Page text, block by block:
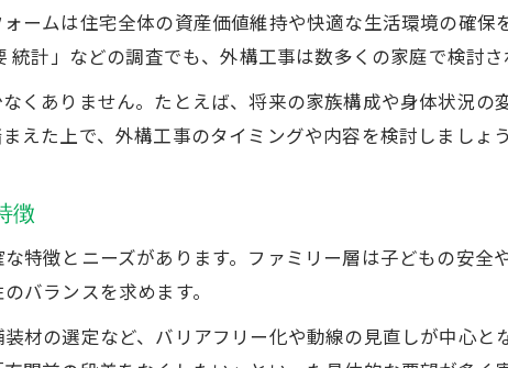
外構工事の実施者調査に基づく年代別分析
成や年代で考える外構工事の進め方
外構工事は家族構成と年齢層でどう選ぶか
リフォームニーズ調査から見る外構工事の進め方
外構工事が成功する家族別進行ステップ
外構工事で後悔しないための進め方とコツ
ームは住宅全体の資産価値維持や快適な生活環境の確保
計」などの調査でも、外構工事は数多くの家庭で検討さ
くありません。たとえば、将来の家族構成や身体状況の
えた上で、外構工事のタイミングや内容を検討しましょう
徴
特徴とニーズがあります。ファミリー層は子どもの安全
バランスを求めます。
材の選定など、バリアフリー化や動線の見直しが中心と
お問い合わせ・ご相談はこちら
お問い合わせ・ご相談はこちら